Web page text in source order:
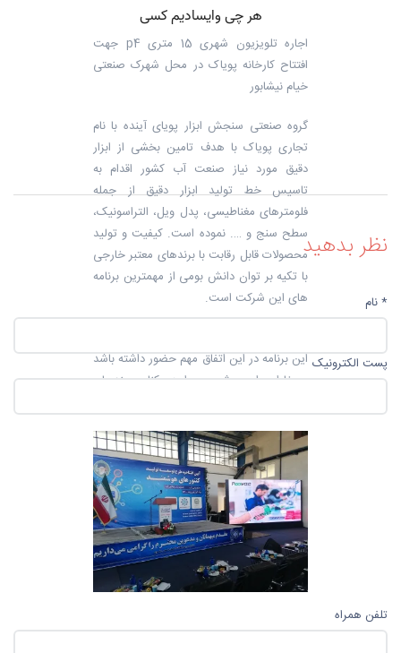
اجاره تلویزیون شهری 15 متری p4 جهت
افتتاح کارخانه پویاک در محل شهرک صنعتی
خیام نیشابور
گروه صنعتی سنجش ابزار پویای آینده با نام
تجاری پویاک با هدف تامین بخشی از ابزار
دقیق مورد نیاز صنعت آب کشور اقدام به
تاسیس خط تولید ابزار دقیق از جمله
فلومترهای مغناطیسی، پدل ویل، التراسونیک،
سطح سنج و …. نموده است. کیفیت و تولید
محصولات قابل رقابت با برندهای معتبر خارجی
با تکیه بر توان دانش بومی از مهمترین برنامه
های این شرکت است.
این برنامه در این اتفاق مهم حضور داشته باشد
و خاطره ای شیرین را در کنار مهندسان
نظر بدهید
* نام
پست الکترونیک
تلفن همراه